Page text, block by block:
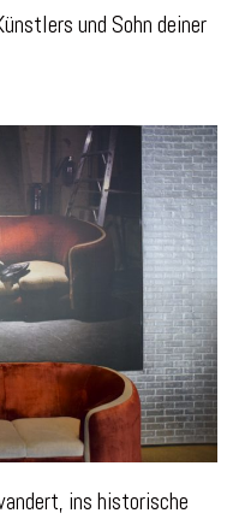
und Sohn deiner
ins historische